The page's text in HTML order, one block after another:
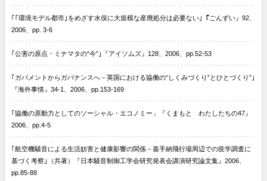
｢｢環境モデル都市｣をめざす水俣に大規模な産廃処分は必要ない｣『ごんずい』92、
2006、pp. 3-6
｢公害の原点・ミナマタの“今”｣『アイソムズ』128、2006、pp.52-53
｢ガバメントからガバナンスへ－英国における協働の“しくみづくり”とひとづくり”｣
『海外事情』34-1、2006、pp.153-169
｢協働の原動力としてのソーシャル・エコノミー」『くまもと わたしたちの47』
2006、pp.4-5
｢航空機騒音による生活妨害と健康影響の関係－嘉手納飛行場周辺での疫学調査に
基づく考察｣（共著）『日本騒音制御工学会研究発表会講演研究論文集』2006、
pp.85-88